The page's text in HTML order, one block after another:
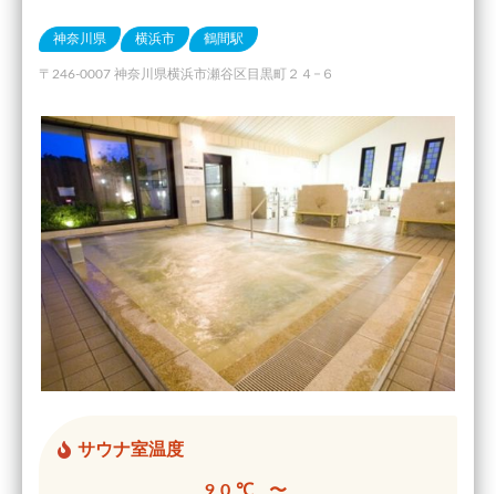
神奈川県 横浜市 鶴間駅
〒246-0007 神奈川県横浜市瀬谷区目黒町２４−６
サウナ室温度
90℃ 〜